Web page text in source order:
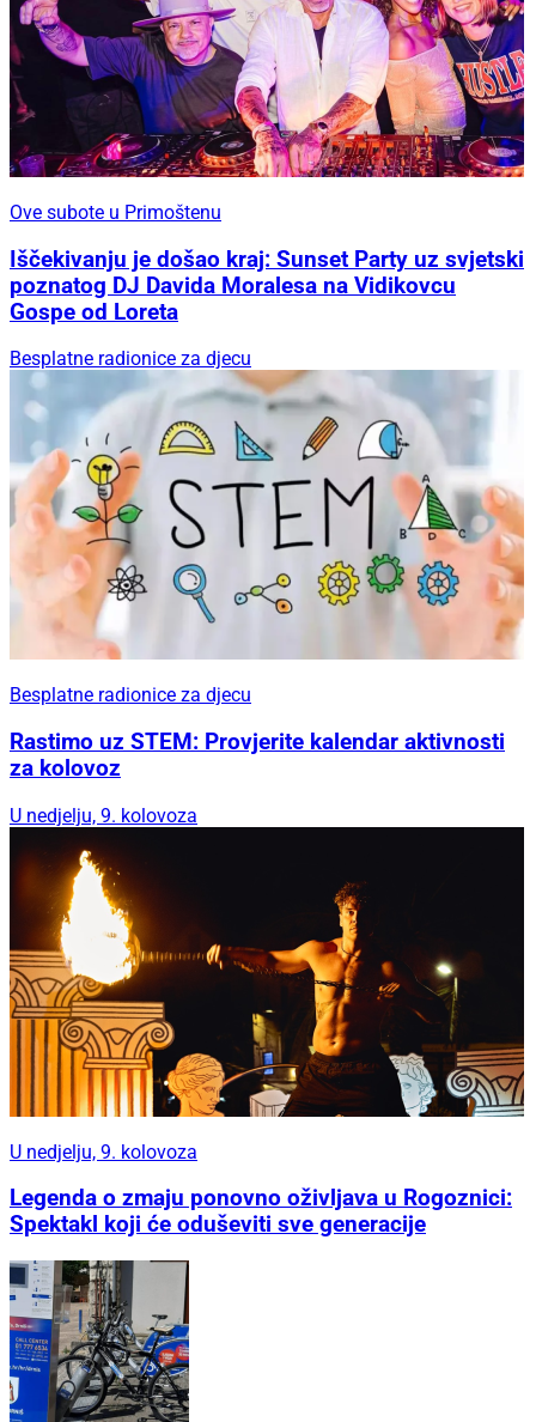
Ove subote u Primoštenu
Iščekivanju je došao kraj: Sunset Party uz svjetski
poznatog DJ Davida Moralesa na Vidikovcu
Gospe od Loreta
Besplatne radionice za djecu
Besplatne radionice za djecu
Rastimo uz STEM: Provjerite kalendar aktivnosti
za kolovoz
U nedjelju, 9. kolovoza
U nedjelju, 9. kolovoza
Legenda o zmaju ponovno oživljava u Rogoznici:
Spektakl koji će oduševiti sve generacije